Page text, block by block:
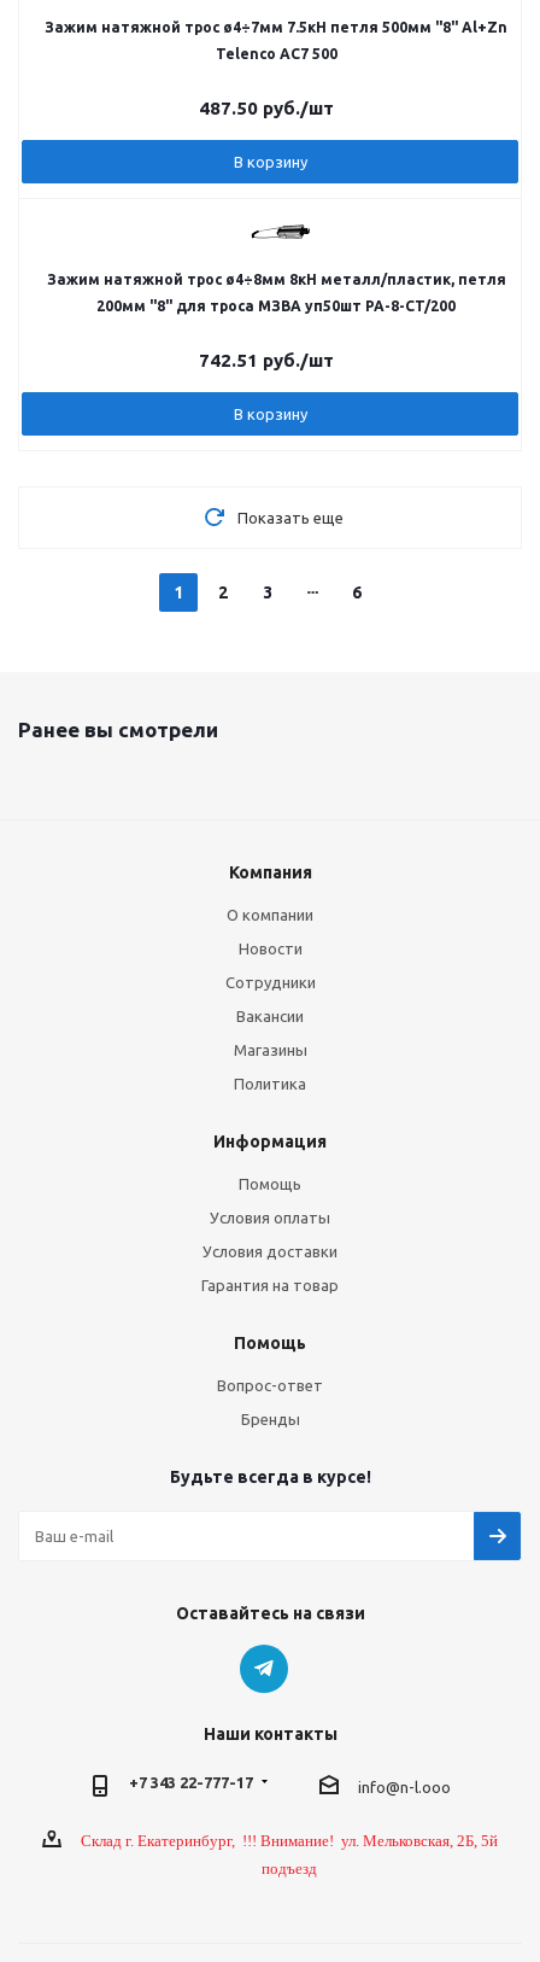
Зажим натяжной трос ø4÷7мм 7.5кН петля 500мм "8" Al+Zn
Telenco AC7 500
487.50руб./шт
В корзину
Зажим натяжной трос ø4÷8мм 8кН металл/пластик, петля
200мм "8" для троса МЗВА уп50шт PA-8-CT/200
742.51 руб./шт
В корзину
Показать еще
1 2 3 6
Ранее вы смотрели
Компания
О компании
Новости
Сотрудники
Вакансии
Магазины
Политика
Информация
Помощь
Условия оплаты
Условия доставки
Гарантия на товар
Помощь
Вопрос-ответ
Бренды
Будьте всегда в курсе!
Оставайтесь на связи
Наши контакты
+7 343 22-777-17 info@n-l.ooo
Склад г. Екатеринбург, !!! Внимание! ул. Мельковская, 2Б, 5й
подъезд